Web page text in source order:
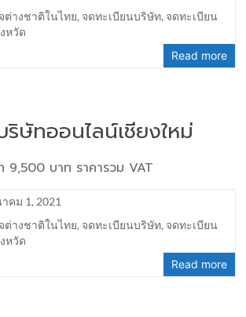
ต่างชาติในไทย, จดทะเบียนบริษัท, จดทะเบียน
หวัด
Read more
ริษัทออนไลน์เชียงใหม่
9,500 บาท ราคารวม VAT
คม 1, 2021
ต่างชาติในไทย, จดทะเบียนบริษัท, จดทะเบียน
หวัด
Read more